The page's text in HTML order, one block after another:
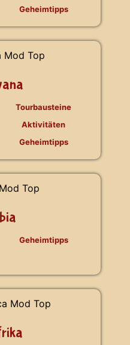
Geheimtipps
Tourbausteine
Aktivitäten
Geheimtipps
Geheimtipps